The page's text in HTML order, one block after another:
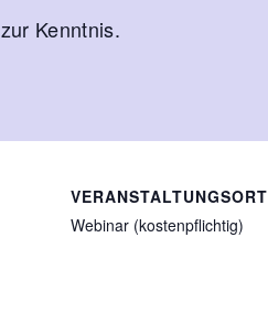
zur Kenntnis.
VERANSTALTUNGSORT
Webinar (kostenpflichtig)